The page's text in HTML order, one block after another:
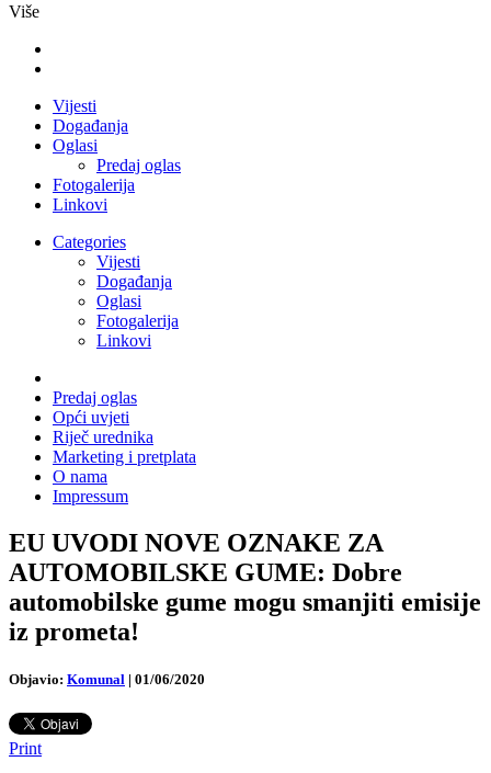
Više
Vijesti
Događanja
Oglasi
Predaj oglas
Fotogalerija
Linkovi
Categories
Vijesti
Događanja
Oglasi
Fotogalerija
Linkovi
Predaj oglas
Opći uvjeti
Riječ urednika
Marketing i pretplata
O nama
Impressum
EU UVODI NOVE OZNAKE ZA
AUTOMOBILSKE GUME: Dobre
automobilske gume mogu smanjiti emisije
iz prometa!
Objavio: Komunal | 01/06/2020
Print